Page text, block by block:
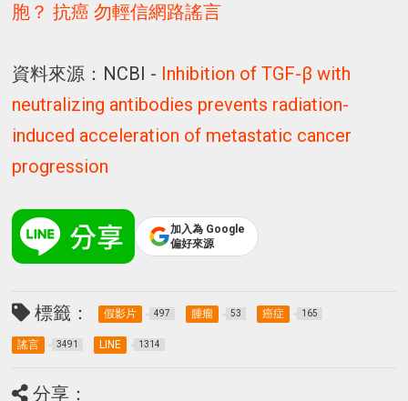
胞？ 抗癌 勿輕信網路謠言
資料來源：NCBI - Inhibition of TGF-β with
neutralizing antibodies prevents radiation-
induced acceleration of metastatic cancer
progression
加入為 Google
偏好來源
標籤： 假影片 497 腫瘤 53 癌症 165
謠言 3491 LINE 1314
分享：